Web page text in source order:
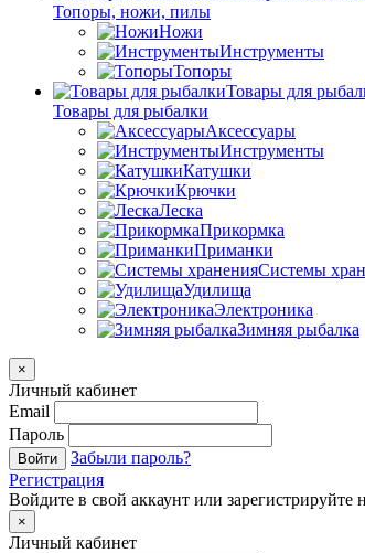
Топоры, ножи, пилы
Ножи
Инструменты
Топоры
Товары для
Товары для рыбалки
Аксессуары
Инструменты
Катушки
Крючки
Леска
Прикормка
Приманки
Системы
Удилища
Электроника
Зимняя рыбалка
×
Личный кабинет
Email
Пароль
Войти
Забыли пароль?
Регистрация
Войдите в свой аккаунт или
×
Личный кабинет